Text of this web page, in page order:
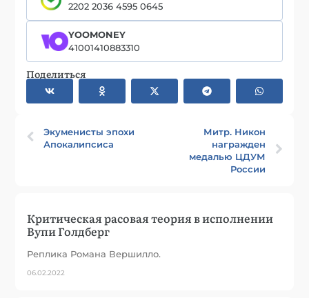
2202 2036 4595 0645
YOOMONEY
41001410883310
Поделиться
Экуменисты эпохи
Апокалипсиса
Митр. Никон
награжден
медалью ЦДУМ
России
Критическая расовая теория в исполнении
Вупи Голдберг
Реплика Романа Вершилло.
06.02.2022